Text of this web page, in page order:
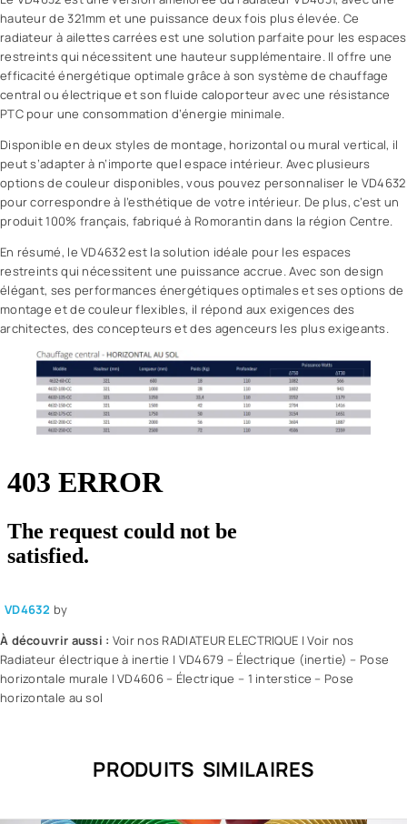
hauteur de 321mm et une puissance deux fois plus élevée. Ce
radiateur à ailettes carrées est une solution parfaite pour les espaces
restreints qui nécessitent une hauteur supplémentaire. Il offre une
efficacité énergétique optimale grâce à son système de chauffage
central ou électrique et son fluide caloporteur avec une résistance
PTC pour une consommation d’énergie minimale.
Disponible en deux styles de montage, horizontal ou mural vertical, il
peut s’adapter à n’importe quel espace intérieur. Avec plusieurs
options de couleur disponibles, vous pouvez personnaliser le VD4632
pour correspondre à l’esthétique de votre intérieur. De plus, c’est un
produit 100% français, fabriqué à Romorantin dans la région Centre.
En résumé, le VD4632 est la solution idéale pour les espaces
restreints qui nécessitent une puissance accrue. Avec son design
élégant, ses performances énergétiques optimales et ses options de
montage et de couleur flexibles, il répond aux exigences des
architectes, des concepteurs et des agenceurs les plus exigeants.
VD4632 by
À découvrir aussi : Voir nos RADIATEUR ELECTRIQUE |Voir nos
Radiateur électrique à inertie | VD4679 – Électrique (inertie) – Pose
horizontale murale |VD4606 – Électrique – 1 interstice – Pose
horizontale au sol
PRODUITS SIMILAIRES